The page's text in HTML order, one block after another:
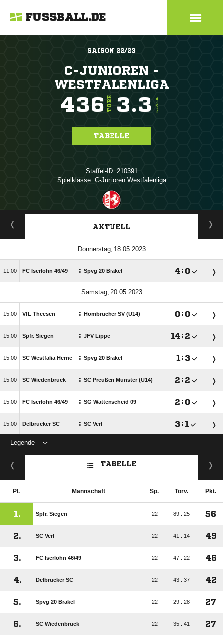
FUSSBALL.DE
SAISON 22/23
C-JUNIOREN -
WESTFALENLIGA
436 TORE 3.3 TORE/SPIEL
TABELLE
Staffel-ID: 210391
Spielklasse: C-Junioren Westfalenliga
ANZEIGE
AKTUELL
 
 FC Iserlohn 46/​49 : Spvg 20 Brakel : 
 
 VfL Theesen : Hombrucher SV (U14) : 
 Spfr. Siegen : JFV Lippe : 
 SC Westfalia Herne : Spvg 20 Brakel  : 
 SC Wiedenbrück : SC Preußen Münster (U14)  : 
 FC Iserlohn 46/​49 : SG Wattenscheid 09  : 
 Delbrücker SC : SC Verl :
Legende
ANZEIGE
TABELLE
Pl. Mannschaft Sp. Torv. Pkt.
1. Spfr. Siegen 22 89 : 25 56
2. SC Verl 22 41 : 14 49
3. FC Iserlohn 46/​49 22 47 : 22 46
4. Delbrücker SC 22 43 : 37 42
5. Spvg 20 Brakel 22 29 : 28 27
6. SC Wiedenbrück 22 35 : 41 27